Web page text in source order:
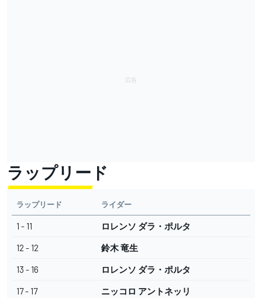
ラップリード
ラップリード ライダー
1 - 11 ロレンソ ダラ・ポルタ
12 - 12 鈴木 竜生
13 - 16 ロレンソ ダラ・ポルタ
17 - 17 ニッコロ アントネッリ